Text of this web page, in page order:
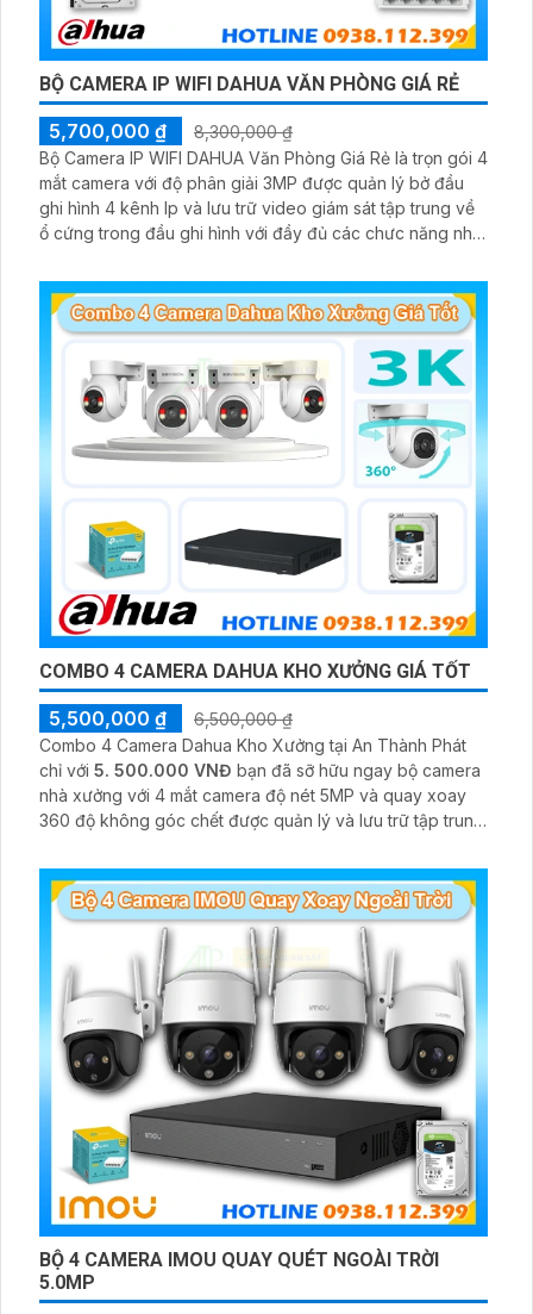
BỘ CAMERA IP WIFI DAHUA VĂN PHÒNG GIÁ RẺ
5,700,000 ₫
8,300,000 ₫
Bộ Camera IP WIFI DAHUA Văn Phòng Giá Rẻ là trọn gói 4
mắt camera với độ phân giải 3MP được quản lý bở đầu
ghi hình 4 kênh Ip và lưu trữ video giám sát tập trung về
ổ cứng trong đầu ghi hình với đầy đủ các chưc năng như
giám sát có màu vào ban đêm
COMBO 4 CAMERA DAHUA KHO XƯỞNG GIÁ TỐT
5,500,000 ₫
6,500,000 ₫
Combo 4 Camera Dahua Kho Xưởng tại An Thành Phát
chỉ với 5. 500.000 VNĐ bạn đã sỡ hữu ngay bộ camera
nhà xưởng với 4 mắt camera độ nét 5MP và quay xoay
360 độ không góc chết được quản lý và lưu trữ tập trung
BỘ 4 CAMERA IMOU QUAY QUÉT NGOÀI TRỜI
5.0MP